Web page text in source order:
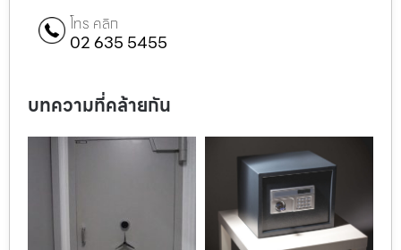
โทร คลิก
02 635 5455
บทความที่คล้ายกัน